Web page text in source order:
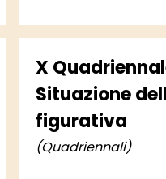
X
Situazione
figurativa
(Quadriennali)